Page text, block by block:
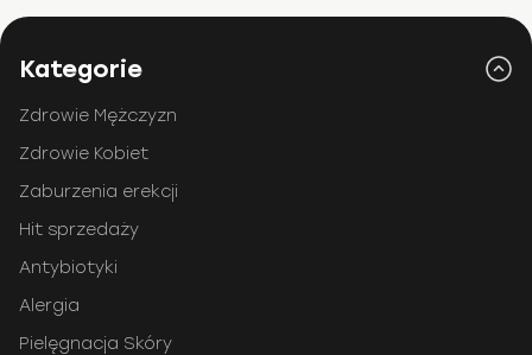
Kategorie
Zdrowie Mężczyzn
Zdrowie Kobiet
Zaburzenia erekcji
Hit sprzedaży
Antybiotyki
Alergia
Pielęgnacja Skóry